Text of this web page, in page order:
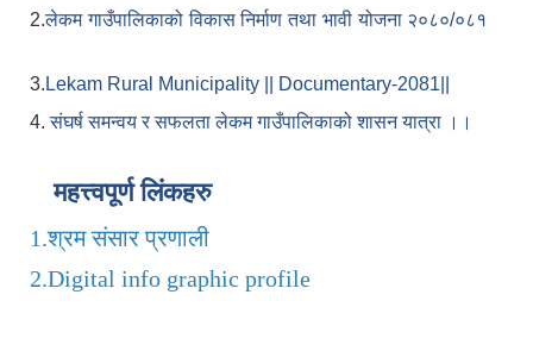
2.लेकम गाउँपालिकाको विकास निर्माण तथा भावी योजना २०८०/०८१
3. Lekam Rural Municipality || Documentary-2081||
4.संघर्ष समन्वय र सफलता लेकम गाउँपालिकाको शासन यात्रा ।।
महत्त्वपूर्ण लिंकहरु
1.श्रम संसार प्रणाली
2.Digital info graphic profile